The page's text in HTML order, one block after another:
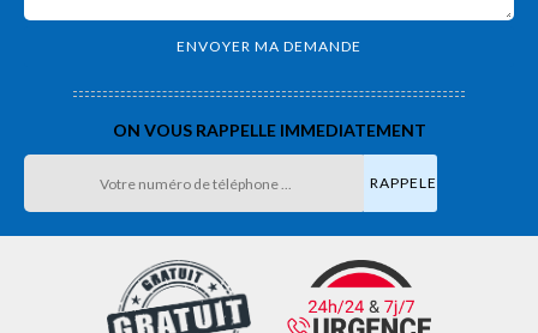
ON VOUS RAPPELLE IMMEDIATEMENT